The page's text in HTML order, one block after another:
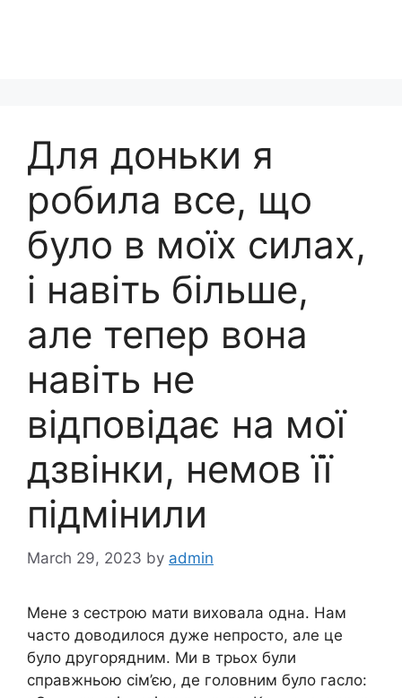
Для доньки я
робила все, що
було в моїх силах,
і навіть більше,
але тепер вона
навіть не
відповідає на мої
дзвінки, немов її
підмінили
March 29, 2023 by admin
Мене з сестрою мати виховала одна. Нам
часто доводилося дуже непросто, але це
було другорядним. Ми в трьох були
справжньою сім’єю, де головним було гасло: